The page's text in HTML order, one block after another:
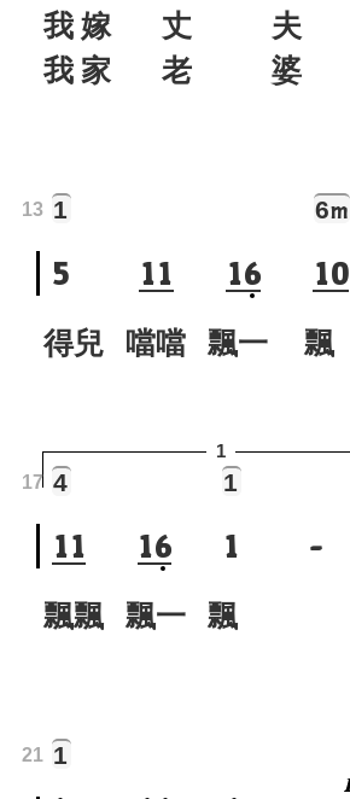
我 嫁 丈 夫
我 家 老 婆
1 6m
5 11 16 10
13
得兒 噹噹 飄一 飄
4 1
1
11 16 1 -
17
飄飄 飄一 飄
1
21